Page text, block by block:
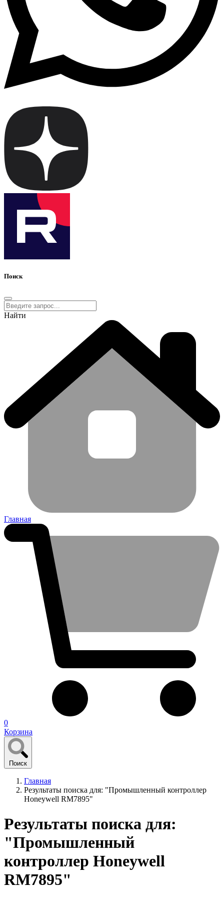
Поиск
Найти
Главная
0
Корзина
Поиск
Главная
Результаты поиска для: "Промышленный контроллер
Honeywell RM7895"
Результаты поиска для:
"Промышленный
контроллер Honeywell
RM7895"